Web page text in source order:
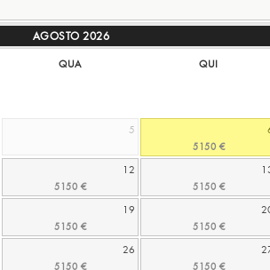
AGOSTO 2026
QUA QUI
5
12
19
26